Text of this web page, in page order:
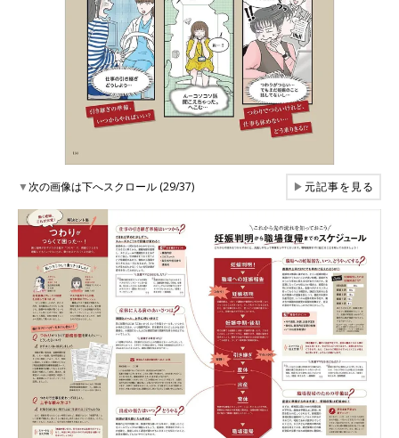
▼次の画像は下へスクロール (29/37) ▶元記事を見る